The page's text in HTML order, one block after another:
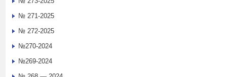
№ 271-2025
№ 272-2025
№270-2024
№269-2024